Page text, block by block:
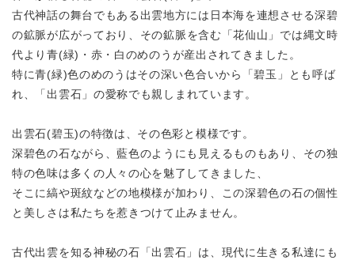
古代神話の舞台でもある出雲地方には日本海を連想させる深碧
の鉱脈が広がっており、その鉱脈を含む「花仙山」では縄文時
代より青(緑)・赤・白のめのうが産出されてきました。
特に青(緑)色のめのうはその深い色合いから「碧玉」とも呼ば
れ、
「出雲石」の愛称でも親しまれています。
出雲石(碧玉)の特徴は、その色彩と模様です。
深碧色の石ながら、藍色のようにも見えるものもあり、その独
特の色味は多くの人々の心を魅了してきました、
そこに縞や斑紋などの地模様が加わり、この深碧色の石の個性
と美しさは私たちを惹きつけて止みません。
古代出雲を知る神秘の石「出雲石」は、現代に生きる私達にも